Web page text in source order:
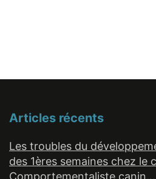
Articles récents
Les troubles du
des 1ères semaines chez le
Comportementaliste canin…